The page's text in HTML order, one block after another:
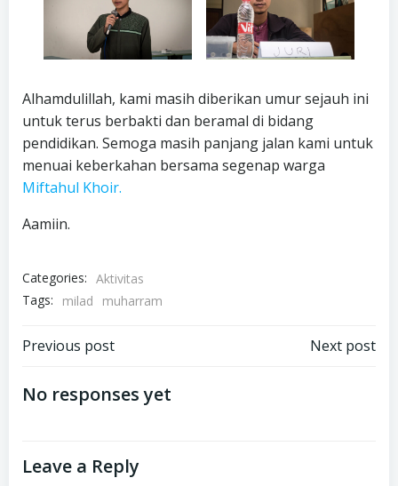
Alhamdulillah, kami masih diberikan umur sejauh ini
untuk terus berbakti dan beramal di bidang
pendidikan. Semoga masih panjang jalan kami untuk
menuai keberkahan bersama segenap warga
Miftahul Khoir.
Aamiin.
Categories: Aktivitas
Tags:
milad muharram
Post
navigation
Previous post Next post
No responses yet
Leave a Reply